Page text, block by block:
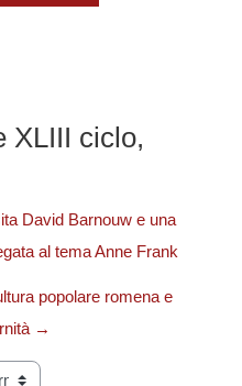
XLIII ciclo,
David Barnouw e una
al tema Anne Frank
popolare romena e
→